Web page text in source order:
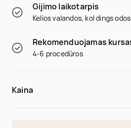
Gijimo laikotarpis
Kelios valandos, kol dings
Rekomenduojamas
4-6 procedūros
Kaina